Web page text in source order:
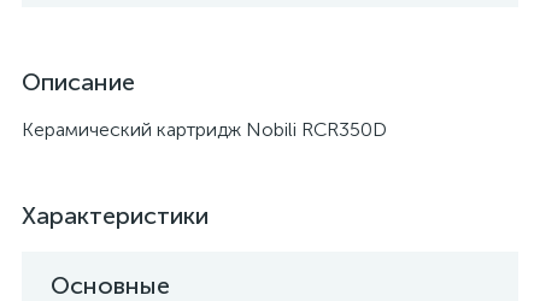
Описание
Керамический картридж Nobili RCR350D
Характеристики
Основные